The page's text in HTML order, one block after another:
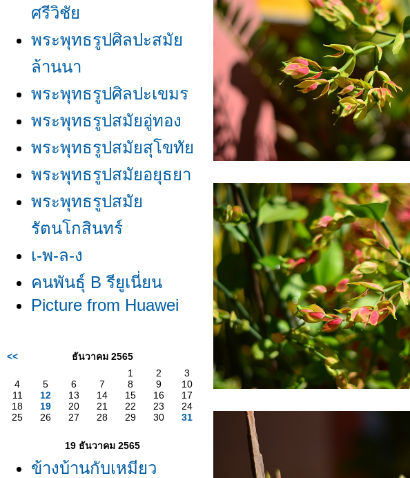
ศรีวิชั
พระพุทธรูปศิลปะสมั
ล้านนา
พระพุทธรูปศิลปะเขมร
พระพุทธรูปสมัยอู่ทอง
พระพุทธรูปสมัยสุโขทั
พระพุทธรูปสมัยอยุธยา
พระพุทธรูปสมั
รัตนโกสินทร์
เ-พ-ล-ง
คนพันธุ์ B รียูเนี่ยน
Picture from Huawei
<<
ธันวาคม 2565
1
2
3
4
5 6 7 8 9
10
11
12 13 14 15 16
17
18
19 20 21 22 23
24
25
26 27 28 29 30 31
19 ธันวาคม 2565
ข้างบ้านกับเหมียว